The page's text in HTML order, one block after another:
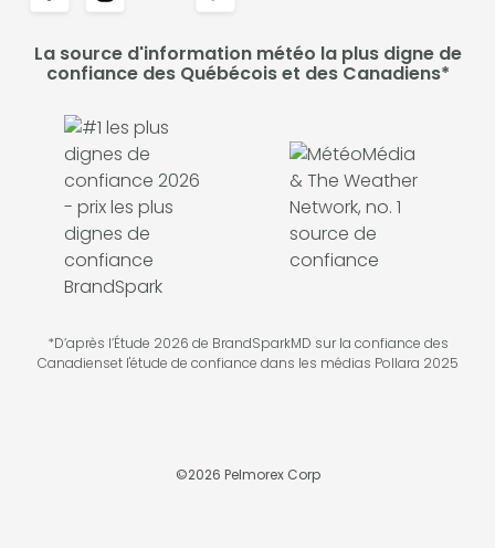
La source d'information météo la plus digne de
confiance des Québécois et des Canadiens*
*D’après l’Étude 2026 de BrandSparkMD sur la confiance des
Canadienset l'étude de confiance dans les médias Pollara 2025
©2026 Pelmorex Corp